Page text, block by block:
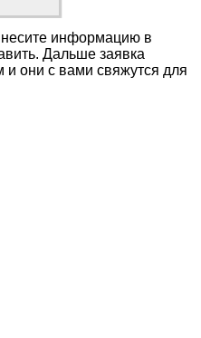
информацию в
Дальше заявка
они с вами свяжутся для